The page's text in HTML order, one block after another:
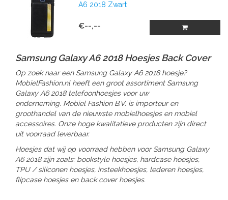
A6 2018 Zwart
€--,--
Samsung Galaxy A6 2018 Hoesjes Back Cover
Op zoek naar een Samsung Galaxy A6 2018 hoesje?
MobielFashion.nl heeft een groot assortiment Samsung
Galaxy A6 2018 telefoonhoesjes voor uw
onderneming. Mobiel Fashion B.V. is importeur en
groothandel van de nieuwste mobielhoesjes en mobiel
accessoires. Onze hoge kwalitatieve producten zijn direct
uit voorraad leverbaar.
Hoesjes dat wij op voorraad hebben voor Samsung Galaxy
A6 2018 zijn zoals: bookstyle hoesjes, hardcase hoesjes,
TPU / siliconen hoesjes, insteekhoesjes, lederen hoesjes,
flipcase hoesjes en back cover hoesjes.